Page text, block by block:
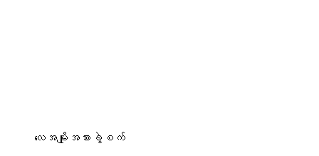
လေအမျိုးအစားခွဲစက်